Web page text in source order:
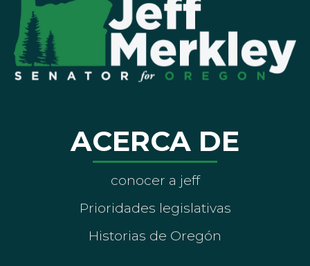
ACERCA DE
conocer a jeff
Prioridades legislativas
Historias de Oregón